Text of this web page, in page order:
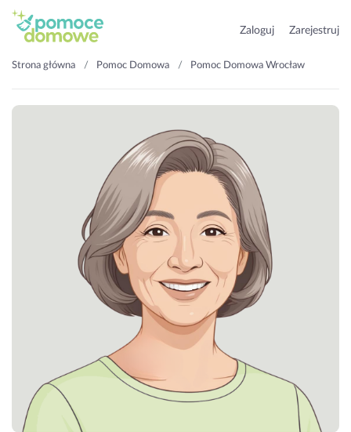
Zaloguj Zarejestruj
Strona główna Pomoc Domowa Pomoc Domowa Wrocław